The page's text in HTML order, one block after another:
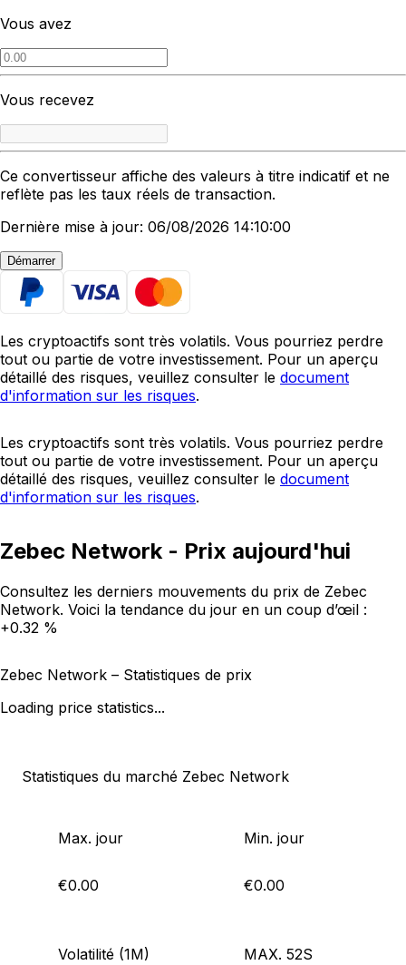
Vous avez
Vous recevez
Ce convertisseur affiche des valeurs à titre indicatif et ne
reflète pas les taux réels de transaction.
Dernière mise à jour: 06/08/2026 14:10:00
Démarrer
Les cryptoactifs sont très volatils. Vous pourriez perdre
tout ou partie de votre investissement. Pour un aperçu
détaillé des risques, veuillez consulter le document
d'information sur les risques.
Les cryptoactifs sont très volatils. Vous pourriez perdre
tout ou partie de votre investissement. Pour un aperçu
détaillé des risques, veuillez consulter le document
d'information sur les risques.
Zebec Network - Prix aujourd'hui
Consultez les derniers mouvements du prix de Zebec
Network. Voici la tendance du jour en un coup d’œil :
+0.32 %
Zebec Network – Statistiques de prix
Loading price statistics...
Statistiques du marché Zebec Network
Max. jour
€0.00
Min. jour
€0.00
Volatilité (1M) MAX. 52S